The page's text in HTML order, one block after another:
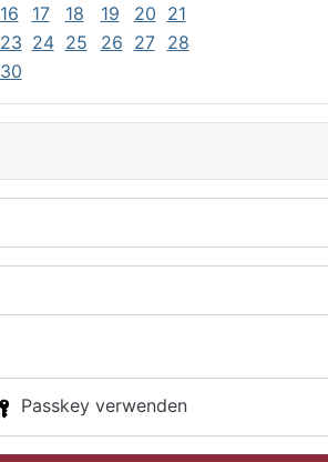
16 17 18 19 20 21
23 24 25 26 27
28
30
Passkey verwenden